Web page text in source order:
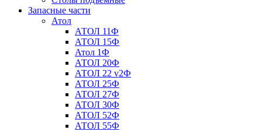
Запасные части
Атол
АТОЛ 11Ф
АТОЛ 15Ф
Атол 1Ф
АТОЛ 20Ф
АТОЛ 22 v2Ф
АТОЛ 25Ф
АТОЛ 27Ф
АТОЛ 30Ф
АТОЛ 52Ф
АТОЛ 55Ф